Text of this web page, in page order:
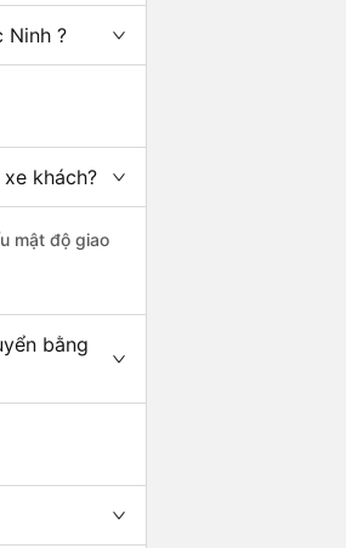
Ninh ?
khách?
mật độ giao
bằng